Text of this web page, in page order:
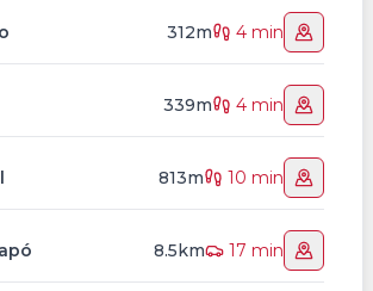
312m 4 min
339m 4 min
813m 10 min
8.5km 17 min